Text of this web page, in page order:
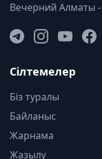
Вечерний Алматы
Сілтемелер
Біз туралы
Байланыс
Жарнама
Жазылу